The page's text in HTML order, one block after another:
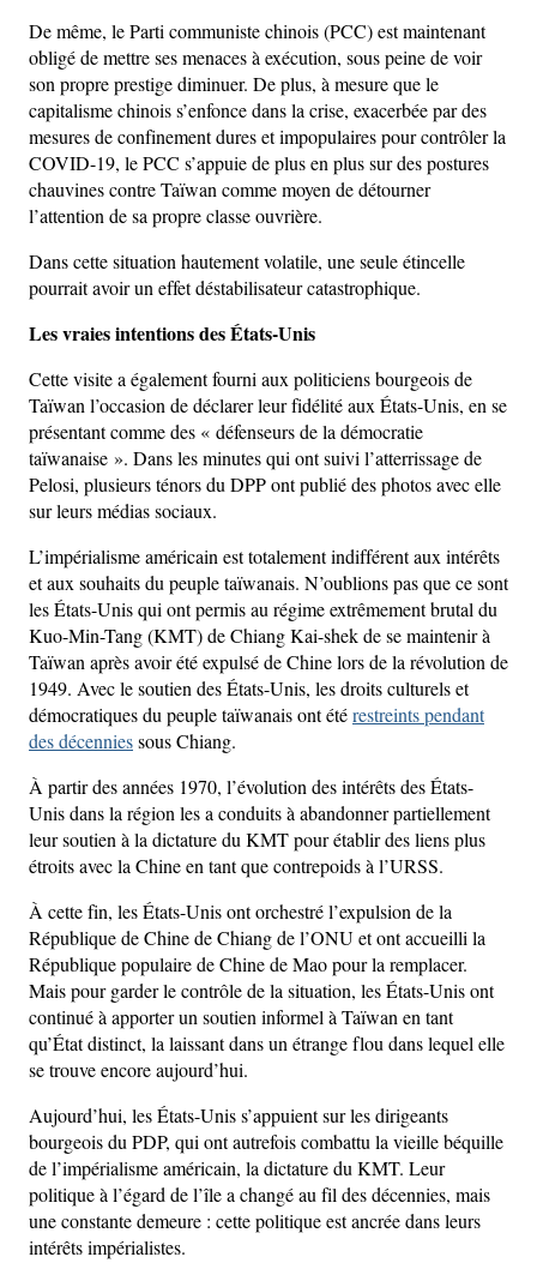
De même, le Parti communiste chinois (PCC) est maintenant
obligé de mettre ses menaces à exécution, sous peine de voir
son propre prestige diminuer. De plus, à mesure que le
capitalisme chinois s’enfonce dans la crise, exacerbée par des
mesures de confinement dures et impopulaires pour contrôler la
COVID-19, le PCC s’appuie de plus en plus sur des postures
chauvines contre Taïwan comme moyen de détourner
l’attention de sa propre classe ouvrière.
Dans cette situation hautement volatile, une seule étincelle
pourrait avoir un effet déstabilisateur catastrophique.
Les vraies intentions des États-Unis
Cette visite a également fourni aux politiciens bourgeois de
Taïwan l’occasion de déclarer leur fidélité aux États-Unis, en se
présentant comme des « défenseurs de la démocratie
taïwanaise ». Dans les minutes qui ont suivi l’atterrissage de
Pelosi, plusieurs ténors du DPP ont publié des photos avec elle
sur leurs médias sociaux.
L’impérialisme américain est totalement indifférent aux intérêts
et aux souhaits du peuple taïwanais. N’oublions pas que ce sont
les États-Unis qui ont permis au régime extrêmement brutal du
Kuo-Min-Tang (KMT) de Chiang Kai-shek de se maintenir à
Taïwan après avoir été expulsé de Chine lors de la révolution de
1949. Avec le soutien des États-Unis, les droits culturels et
démocratiques du peuple taïwanais ont étérestreints pendant
des décenniessous Chiang.
À partir des années 1970, l’évolution des intérêts des États-
Unis dans la région les a conduits à abandonner partiellement
leur soutien à la dictature du KMT pour établir des liens plus
étroits avec la Chine en tant que contrepoids à l’URSS.
À cette fin, les États-Unis ont orchestré l’expulsion de la
République de Chine de Chiang de l’ONU et ont accueilli la
République populaire de Chine de Mao pour la remplacer.
Mais pour garder le contrôle de la situation, les États-Unis ont
continué à apporter un soutien informel à Taïwan en tant
qu’État distinct, la laissant dans un étrange flou dans lequel elle
se trouve encore aujourd’hui.
Aujourd’hui, les États-Unis s’appuient sur les dirigeants
bourgeois du PDP, qui ont autrefois combattu la vieille béquille
de l’impérialisme américain, la dictature du KMT. Leur
politique à l’égard de l’île a changé au fil des décennies, mais
une constante demeure : cette politique est ancrée dans leurs
intérêts impérialistes.